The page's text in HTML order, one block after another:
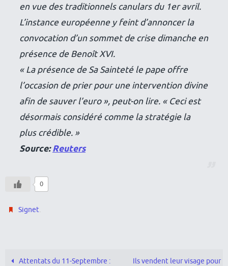
en vue des traditionnels canulars du 1er avril.
L’instance européenne y feint d’annoncer la
convocation d’un sommet de crise dimanche en
présence de Benoît XVI.
« La présence de Sa Sainteté le pape offre
l’occasion de prier pour une intervention divine
afin de sauver l’euro », peut-on lire. « Ceci est
désormais considéré comme la stratégie la
plus crédible. »
Source:Reuters
0
Signet.
Attentats du 11-Septembre :
Ils vendent leur visage pour